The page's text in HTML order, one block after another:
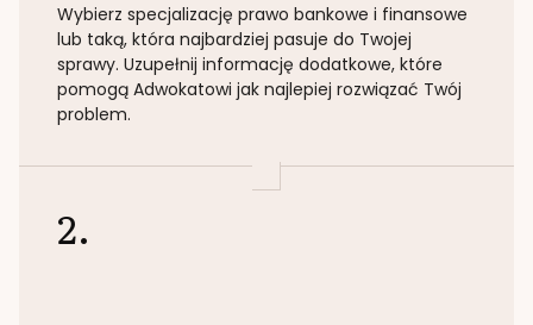
Wybierz specjalizację prawo bankowe i finansowe
lub taką, która najbardziej pasuje do Twojej
sprawy. Uzupełnij informację dodatkowe, które
pomogą Adwokatowi jak najlepiej rozwiązać Twój
problem.
2.